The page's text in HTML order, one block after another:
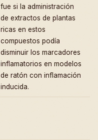
fue si la administración
de extractos de plantas
ricas en estos
compuestos podía
disminuir los marcadores
inflamatorios en modelos
de ratón con inflamación
inducida.